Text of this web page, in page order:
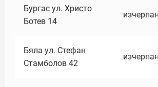
Бургас ул. Христо
Ботев 14
изчерпан
Бяла ул. Стефан
Стамболов 42
изчерпан